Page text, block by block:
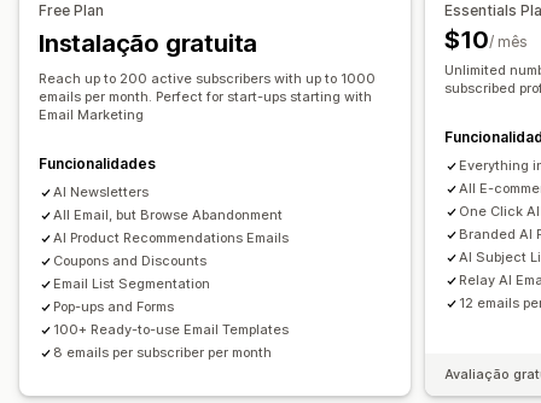
Abandono de navegação
E-mails de seguimento
E-mails de reposição em stock
E-mail de recuperação Recomendações de produtos
Campanhas gota a gota
Gestão de campanhas
Ferramenta do editor Modelos
Código personalizado
Importar e exportar
Domínios de e-mail Recolha de consentimento
Lista de captura de e-mails
Acionadores e regras Automatizações
Pop-ups de aviso
Pop-up personalizados
Pop-ups de gestão
Ferramenta do editor
Código personalizado
Lista de captura de e-mails
Lista de captura de SMS
Campanhas
Acionadores e regras
Automatizações
Direcionamento Geolocalização
Etiquetagem Relatórios
Testes A/B
Rastreio API e webhooks
Free Plan
Instalação gratuita
Reach up to 200 active subscribers with up to 1000
emails per month. Perfect for start-ups starting with
Email Marketing
Funcionalidades
AI Newsletters
All Email, but Browse Abandonment
AI Product Recommendations Emails
Coupons and Discounts
Email List Segmentation
Pop-ups and Forms
100+ Ready-to-use Email Templates
8 emails per subscriber per month
Essentials
$10/ mês
Unlimited
subscribed
Everything
All E-
One Click
Branded AI
AI Subject
Relay AI
12 emails
Avaliação